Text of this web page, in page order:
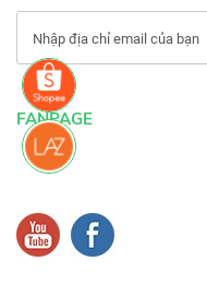
FANPAGE